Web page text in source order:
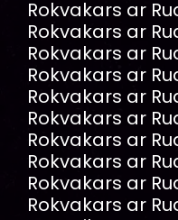
Rokvakars ar
Rokvakars ar
Rokvakars ar
Rokvakars ar
Rokvakars ar
Rokvakars ar
Rokvakars ar
Rokvakars ar
Rokvakars ar
Rokvakars ar